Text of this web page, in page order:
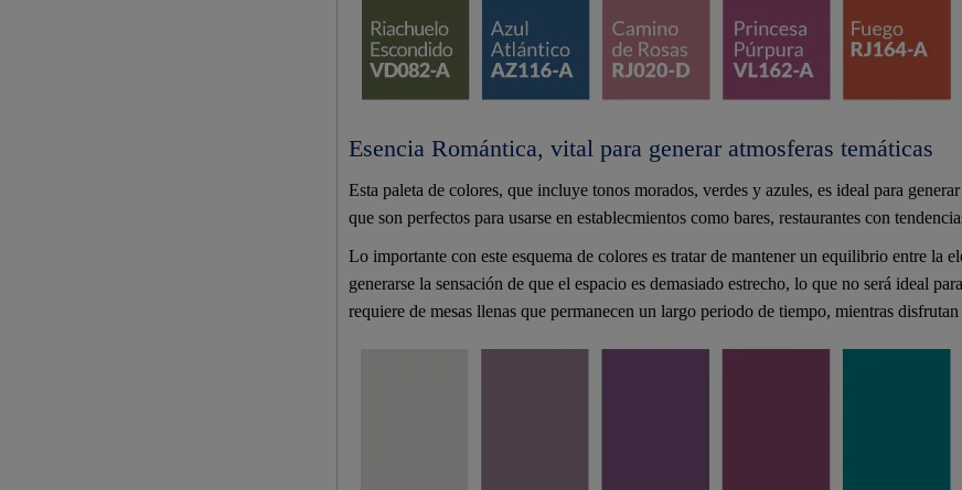
Esencia Romántica, vital para generar atmosferas temáticas
Esta paleta de colores, que incluye tonos morados, verdes y azules, es ideal para
que son perfectos para usarse en establecmientos como bares, restaurantes con
Lo importante con este esquema de colores es tratar de mantener un equilibrio entre la
generarse la sensación de que el espacio es demasiado estrecho, lo que no será ideal
requiere de mesas llenas que permanecen un largo periodo de tiempo, mientras